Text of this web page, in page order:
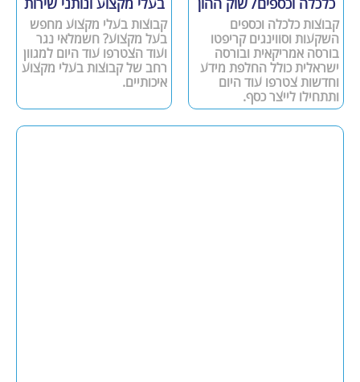
כלכלה וכספים/ שוק ההון
קבוצות כלכלה וכספים
השקעות וסווינגים קריפטו
בורסה אמריקאית ובורסה
ישראלית כולל החלפת מידע
וחדשות צטרפו עוד היום
ותתחילו לייצר כסף.
בעלי מקצוע ונותני שירות
קבוצות בעלי מקצוע מחפש
בעל מקצוע? חשמלאי נגר
ועוד הצטרפו עוד היום למגוון
רחב של קבוצות בעלי מקצוע
איכותיים.